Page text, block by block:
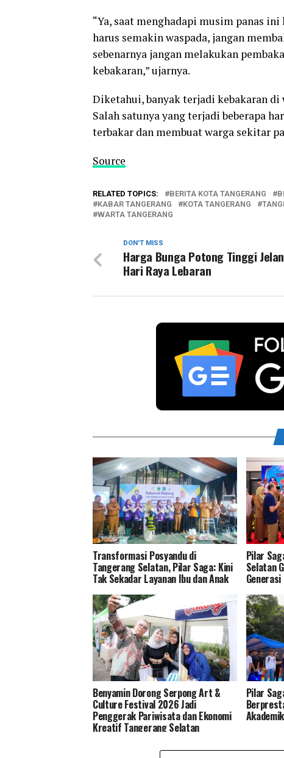
“Ya, saat menghadapi musim panas
harus semakin waspada, jangan
sebenarnya jangan melakukan
kebakaran,” ujarnya.
Diketahui, banyak terjadi kebakaran
Salah satunya yang terjadi beberapa
terbakar dan membuat warga sekitar
Source
RELATED TOPICS: BERITA KOTA TANGERANG
KABAR TANGERANG
KOTA TANGERANG
WARTA TANGERANG
DON'T MISS
Harga Bunga Potong Tinggi
Hari Raya Lebaran
Transformasi Posyandu di
Tangerang Selatan, Pilar Saga: Kini
Tak Sekadar Layanan Ibu dan Anak
Pilar
Selatan
Benyamin Dorong Serpong Art &
Culture Festival 2026 Jadi
Penggerak Pariwisata dan Ekonomi
Kreatif Tangerang Selatan
Pilar
Akademik